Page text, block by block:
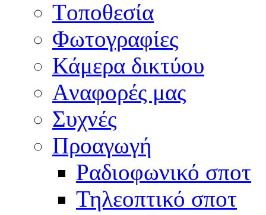
Tοποθεσία
Φωτογραφίες
Κάμερα δικτύου
Aναφορές μας
Συχνές
Προαγωγή
Ραδιοφωνικό σποτ
Τηλεοπτικό σποτ